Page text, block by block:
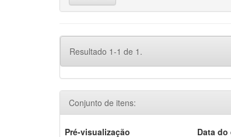
Resultado 1-1 de 1.
Conjunto de itens:
Pré-visualização Data